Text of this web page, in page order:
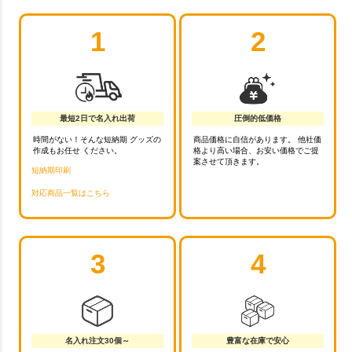
1
最短2日で名入れ出荷
時間がない！そんな短納期 グッズの
作成もお任せ ください。
短納期印刷
対応商品一覧はこちら
2
圧倒的低価格
商品価格に自信があります。 他社価
格より高い場合、お安い価格でご提
案させて頂きます。
3
名入れ注文30個～
4
豊富な在庫で安心